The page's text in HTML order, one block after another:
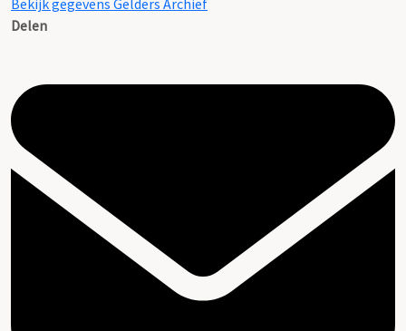
Bekijk gegevens Gelders Archief
Delen